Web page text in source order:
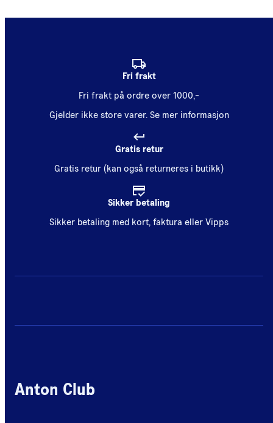
Fri frakt
Fri frakt på ordre over 1000,-
Gjelder ikke store varer. Se mer informasjon
Gratis retur
Gratis retur (kan også returneres i butikk)
Sikker betaling
Sikker betaling med kort, faktura eller Vipps
Anton Club